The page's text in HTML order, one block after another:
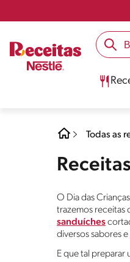
Todas as
O Dia das
trazemos receitas
sanduíches
diversos sabores e
E que tal preparar